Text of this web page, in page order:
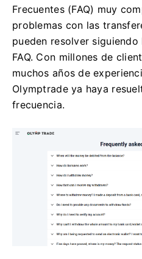
Frecuentes (FAQ) muy
problemas con las
pueden resolver
FAQ. Con millones de
muchos años de
Olymptrade ya haya
frecuencia.